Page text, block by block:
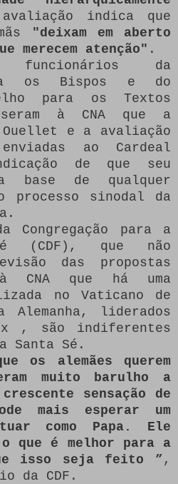
indica que
"deixam em aberto
merecem atenção" .
da
os Bispos e do
para os Textos
à CNA que a
e a avaliação
ao Cardeal
de que seu
base de qualquer
processo sinodal da
Congregação para a
(CDF), que não
das propostas
CNA que há uma
no Vaticano de
Alemanha, liderados
, são indiferentes
Santa Sé.
os alemães querem
muito barulho a
sensação de
mais esperar um
como Papa. Ele
que é melhor para a
isso seja feito ” ,
da CDF.